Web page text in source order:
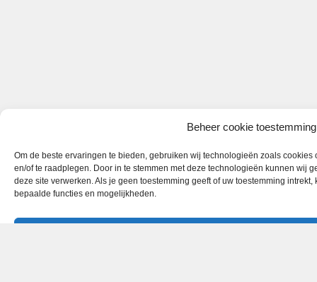
Beheer cookie toestemming
Om de beste ervaringen te bieden, gebruiken wij technologieën zoals
en/of te raadplegen. Door in te stemmen met deze technologieën kunnen wij
deze site verwerken. Als je geen toestemming geeft of uw toestemming
bepaalde functies en mogelijkheden.